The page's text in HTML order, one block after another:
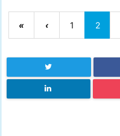
« ‹ 1 2